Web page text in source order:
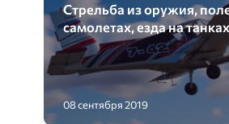
Стрельба из оружия,
самолетах, езда на танках
08 сентября 2019